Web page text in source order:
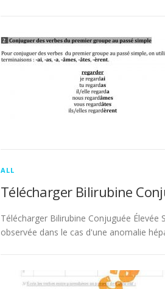
ALL
Télécharger Bilirubine
Télécharger Bilirubine Conjuguée
observée dans le cas d'une anomalie